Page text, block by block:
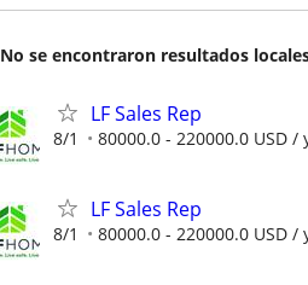
No se encontraron resultados
LF Sales Rep
8/1 80000.0 - 220000.0 USD /
LF Sales Rep
8/1 80000.0 - 220000.0 USD /